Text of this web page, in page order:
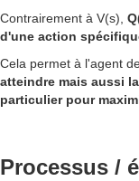
Contrairement à V(s),
d'une action
Cela permet à l'agent
atteindre mais aussi
particulier pour
Processus /